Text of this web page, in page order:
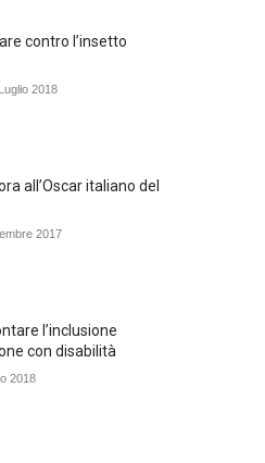
contro l’insetto
2018
all’Oscar italiano del
2017
l’inclusione
con disabilità
2018